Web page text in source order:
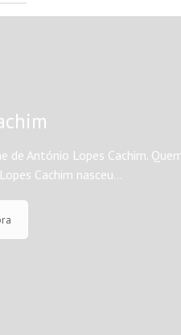
de António Lopes Cachim.
Cachim nasceu…